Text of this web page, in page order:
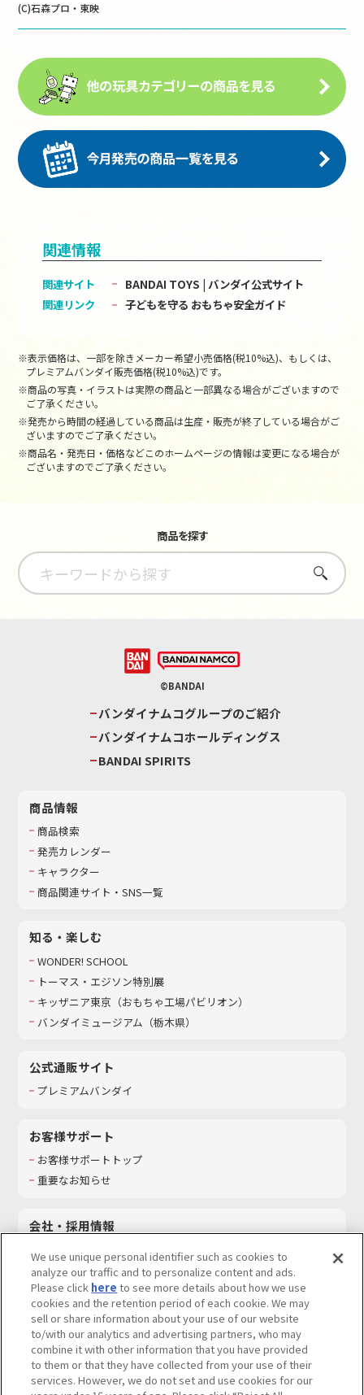
(C)石森プロ・東映
関連情報
関連サイト
BANDAI TOYS | バンダイ公式サイト
関連リンク
子どもを守る おもちゃ安全ガイド
※表示価格は、一部を除きメーカー希望小売価格(税10%込)、もしくは、
プレミアムバンダイ販売価格(税10%込)です。
※商品の写真・イラストは実際の商品と一部異なる場合がございますので
ご了承ください。
※発売から時間の経過している商品は生産・販売が終了している場合がご
ざいますのでご了承ください。
※商品名・発売日・価格などこのホームページの情報は変更になる場合が
ございますのでご了承ください。
商品を探す
さがす
©BANDAI
バンダイナムコグループのご紹介
バンダイナムコホールディングス
BANDAI SPIRITS
商品情報
商品検索
発売カレンダー
キャラクター
商品関連サイト・SNS一覧
知る・楽しむ
WONDER! SCHOOL
トーマス・エジソン特別展
キッザニア東京（おもちゃ工場パビリオン）​
バンダイミュージアム（栃木県）
公式通販サイト
プレミアムバンダイ
お客様サポート
お客様サポートトップ
重要なお知らせ
会社・採用情報
採用情報
サステナビリティ
お問い合わせ
ウェブサイトご利用条件 ソーシャルメディアポリシー
We use unique personal identifier such as cookies to
analyze our traffic and to personalize content and ads.
Please click here to see more details about how we use
cookies and the retention period of each cookie. We may
sell or share information about your use of our website
to/with our analytics and advertising partners, who may
combine it with other information that you have provided
to them or that they have collected from your use of their
services. However, we do not set and use cookies for our